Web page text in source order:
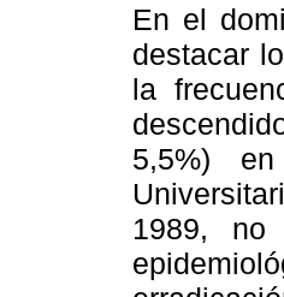
En el
destacar
la
5,5%)
1989, no